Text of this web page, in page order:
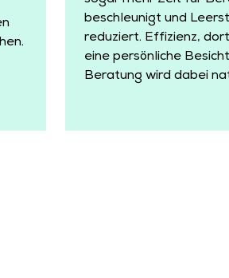
beschleunigt und
reduziert. Effizienz,
eine persönliche
Beratung wird dabei